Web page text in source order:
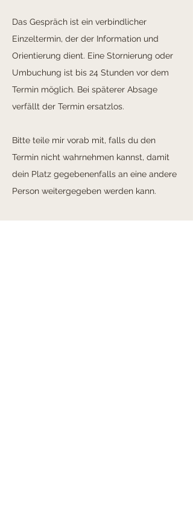
Das Gespräch ist ein verbindlicher
Einzeltermin, der der Information und
Orientierung dient. Eine Stornierung oder
Umbuchung ist bis 24 Stunden vor dem
Termin möglich. Bei späterer Absage
verfällt der Termin ersatzlos.
Bitte teile mir vorab mit, falls du den
Termin nicht wahrnehmen kannst, damit
dein Platz gegebenenfalls an eine andere
Person weitergegeben werden kann.